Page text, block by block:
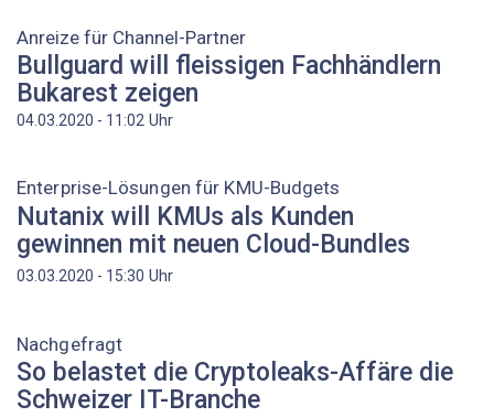
Anreize für Channel-Partner
Bullguard will fleissigen Fachhändlern
Bukarest zeigen
04.03.2020 - 11:02 Uhr
Enterprise-Lösungen für KMU-Budgets
Nutanix will KMUs als Kunden
gewinnen mit neuen Cloud-Bundles
03.03.2020 - 15:30 Uhr
Nachgefragt
So belastet die Cryptoleaks-Affäre die
Schweizer IT-Branche